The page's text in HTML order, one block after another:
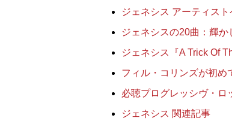
ジェネシス アーティスト
ジェネシスの20曲：輝か
ジェネシス『A Trick Of
フィル・コリンズが初め
必聴プログレッシヴ・ロ
ジェネシス 関連記事